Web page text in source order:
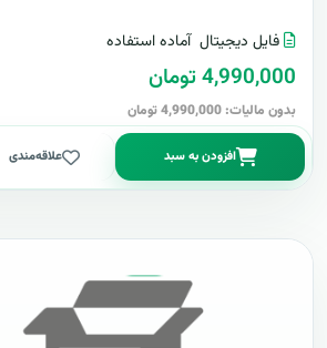
فایل دیجیتال آماده استفاده
4,990,000 تومان
بدون مالیات: 4,990,000 تومان
افزودن به سبد علاقه‌مندی